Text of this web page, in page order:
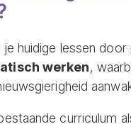
je huidige lessen
werken,
curriculum